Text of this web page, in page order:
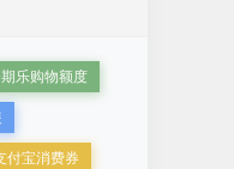
乐购物额度
付宝消费券